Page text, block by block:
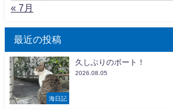
« 7月
最近の投稿
海日記
久しぶりのボート！
2026.08.05